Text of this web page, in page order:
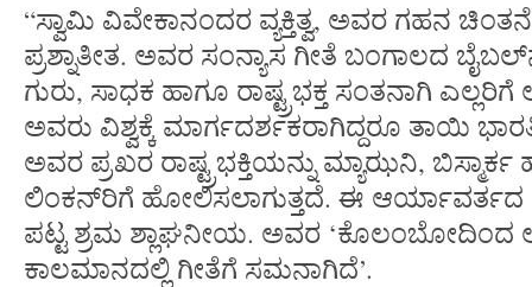
“ಸ್ವಾಮಿ ವಿವೇಕಾನಂದರ ವ್ಯಕ್ತಿತ್ವ, ಅವರ ಗಹನ
ಪ್ರಶ್ನಾತೀತ. ಅವರ ಸಂನ್ಯಾಸ ಗೀತೆ ಬಂಗಾಲದ
ಗುರು, ಸಾಧಕ ಹಾಗೂ ರಾಷ್ಟ್ರಭಕ್ತ ಸಂತನಾಗಿ
ಅವರು ವಿಶ್ವಕ್ಕೆ ಮಾರ್ಗದರ್ಶಕರಾಗಿದ್ದರೂ ತಾಯಿ
ಅವರ ಪ್ರಖರ ರಾಷ್ಟ್ರಭಕ್ತಿಯನ್ನು ಮ್ಯಾಝನಿ, ಬಿಸ್ಮಾರ್ಕ
ಲಿಂಕನ್‍ರಿಗೆ ಹೋಲಿಸಲಾಗುತ್ತದೆ. ಈ ಆರ್ಯಾವರ್ತದ
ಪಟ್ಟ ಶ್ರಮ ಶ್ಲಾಘನೀಯ. ಅವರ ‘ಕೊಲಂಬೋದಿಂದ
ಕಾಲಮಾನದಲ್ಲಿ ಗೀತೆಗೆ ಸಮನಾಗಿದೆ’.